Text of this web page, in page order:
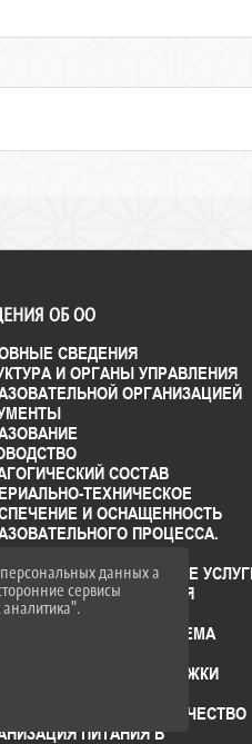
ОБ ОО
СВЕДЕНИЯ
И ОРГАНЫ УПРАВЛЕНИЯ
ОРГАНИЗАЦИЕЙ
СОСТАВ
ТЕХНИЧЕСКОЕ
И ОСНАЩЕННОСТЬ
ПРОЦЕССА.
ОБРАЗОВАТЕЛЬНЫЕ
ХОЗЯЙСТВЕННАЯ
МЕСТА ДЛЯ ПРИЕМА
И МЕРЫ ПОДДЕРЖКИ
СОТРУДНИЧЕСТВО
ПИТАНИЯ В
данных а
сервисы
аналитика".